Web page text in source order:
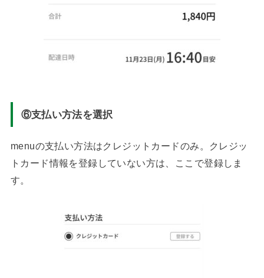
⑥支払い方法を選択
menuの支払い方法はクレジットカードのみ。クレジッ
トカード情報を登録していない方は、ここで登録しま
す。